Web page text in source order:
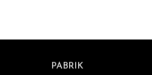
PABRIK